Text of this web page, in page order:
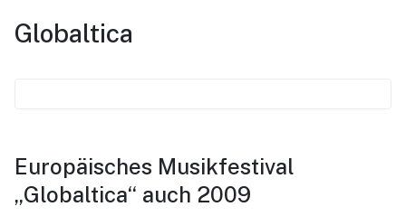
Globaltica
Europäisches Musikfestival
„Globaltica“ auch 2009